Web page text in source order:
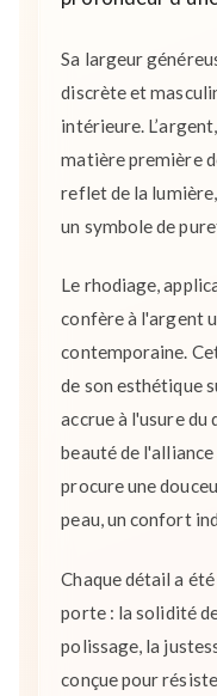
Sa largeur
discrète et
intérieure.
matière première
reflet de la lumière,
un symbole de
Le rhodiage,
confère à l'argent
contemporaine.
de son esthétique
accrue à l'usure du
beauté de l'alliance
procure une
peau, un confort
Chaque détail a
porte : la solidité
polissage, la
conçue pour